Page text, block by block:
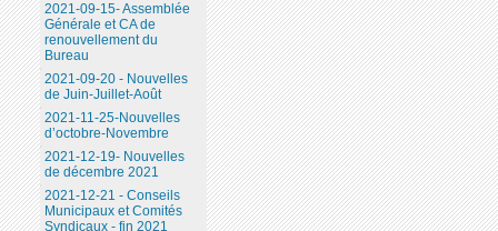
2021-09-15- Assemblée
Générale et CA de
renouvellement du
Bureau
2021-09-20 - Nouvelles
de Juin-Juillet-Août
2021-11-25-Nouvelles
d’octobre-Novembre
2021-12-19- Nouvelles
de décembre 2021
2021-12-21 - Conseils
Municipaux et Comités
Syndicaux - fin 2021